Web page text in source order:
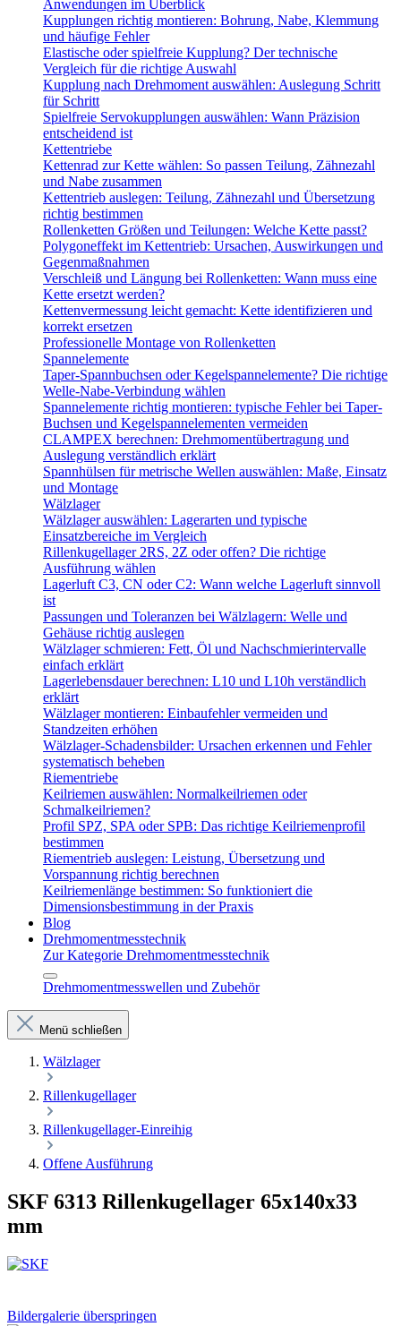
Anwendungen im Überblick
Kupplungen richtig montieren: Bohrung, Nabe, Klemmung
und häufige Fehler
Elastische oder spielfreie Kupplung? Der technische
Vergleich für die richtige Auswahl
Kupplung nach Drehmoment auswählen: Auslegung Schritt
für Schritt
Spielfreie Servokupplungen auswählen: Wann Präzision
entscheidend ist
Kettentriebe
Kettenrad zur Kette wählen: So passen Teilung, Zähnezahl
und Nabe zusammen
Kettentrieb auslegen: Teilung, Zähnezahl und Übersetzung
richtig bestimmen
Rollenketten Größen und Teilungen: Welche Kette passt?
Polygoneffekt im Kettentrieb: Ursachen, Auswirkungen und
Gegenmaßnahmen
Verschleiß und Längung bei Rollenketten: Wann muss eine
Kette ersetzt werden?
Kettenvermessung leicht gemacht: Kette identifizieren und
korrekt ersetzen
Professionelle Montage von Rollenketten
Spannelemente
Taper-Spannbuchsen oder Kegelspannelemente? Die richtige
Welle-Nabe-Verbindung wählen
Spannelemente richtig montieren: typische Fehler bei Taper-
Buchsen und Kegelspannelementen vermeiden
CLAMPEX berechnen: Drehmomentübertragung und
Auslegung verständlich erklärt
Spannhülsen für metrische Wellen auswählen: Maße, Einsatz
und Montage
Wälzlager
Wälzlager auswählen: Lagerarten und typische
Einsatzbereiche im Vergleich
Rillenkugellager 2RS, 2Z oder offen? Die richtige
Ausführung wählen
Lagerluft C3, CN oder C2: Wann welche Lagerluft sinnvoll
ist
Passungen und Toleranzen bei Wälzlagern: Welle und
Gehäuse richtig auslegen
Wälzlager schmieren: Fett, Öl und Nachschmierintervalle
einfach erklärt
Lagerlebensdauer berechnen: L10 und L10h verständlich
erklärt
Wälzlager montieren: Einbaufehler vermeiden und
Standzeiten erhöhen
Wälzlager-Schadensbilder: Ursachen erkennen und Fehler
systematisch beheben
Riementriebe
Keilriemen auswählen: Normalkeilriemen oder
Schmalkeilriemen?
Profil SPZ, SPA oder SPB: Das richtige Keilriemenprofil
bestimmen
Riementrieb auslegen: Leistung, Übersetzung und
Vorspannung richtig berechnen
Keilriemenlänge bestimmen: So funktioniert die
Dimensionsbestimmung in der Praxis
Blog
Drehmomentmesstechnik
Zur Kategorie Drehmomentmesstechnik
Drehmomentmesswellen und Zubehör
Menü schließen
Wälzlager
Rillenkugellager
Rillenkugellager-Einreihig
Offene Ausführung
SKF 6313 Rillenkugellager 65x140x33
mm
Bildergalerie überspringen